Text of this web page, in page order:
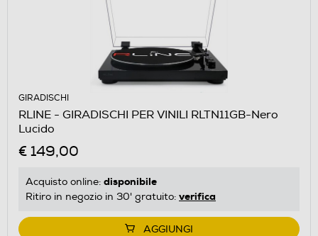
GIRADISCHI
RLINE - GIRADISCHI PER VINILI RLTN11GB-Nero
Lucido
€ 149,00
Acquisto online: disponibile
Ritiro in negozio in 30' gratuito: verifica
AGGIUNGI